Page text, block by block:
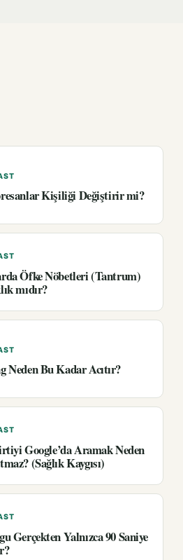
Kişiliği Değiştirir mi?
Öfke Nöbetleri (Tantrum)
mıdır?
Neden Bu Kadar Acıtır?
Google’da Aramak Neden
(Sağlık Kaygısı)
Gerçekten Yalnızca 90 Saniye